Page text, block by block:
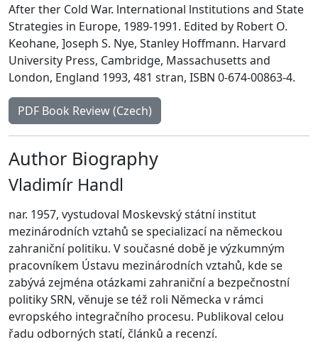
After ther Cold War. lnternational lnstitutions and State
Strategies in Europe, 1989-1991. Edited by Robert O.
Keohane, ]oseph S. Nye, Stanley Hoffmann. Harvard
University Press, Cambridge, Massachusetts and
London, England 1993, 481 stran, ISBN 0-674-00863-4.
PDF Book Review (Czech)
Author Biography
Vladimír Handl
nar. 1957, vystudoval Moskevský státní institut
mezinárodních vztahů se specializací na německou
zahraniční politiku. V současné době je výzkumným
pracovníkem Ústavu mezinárodních vztahů, kde se
zabývá zejména otázkami zahraniční a bezpečnostní
politiky SRN, věnuje se též roli Německa v rámci
evropského integračního procesu. Publikoval celou
řadu odborných statí, článků a recenzí.